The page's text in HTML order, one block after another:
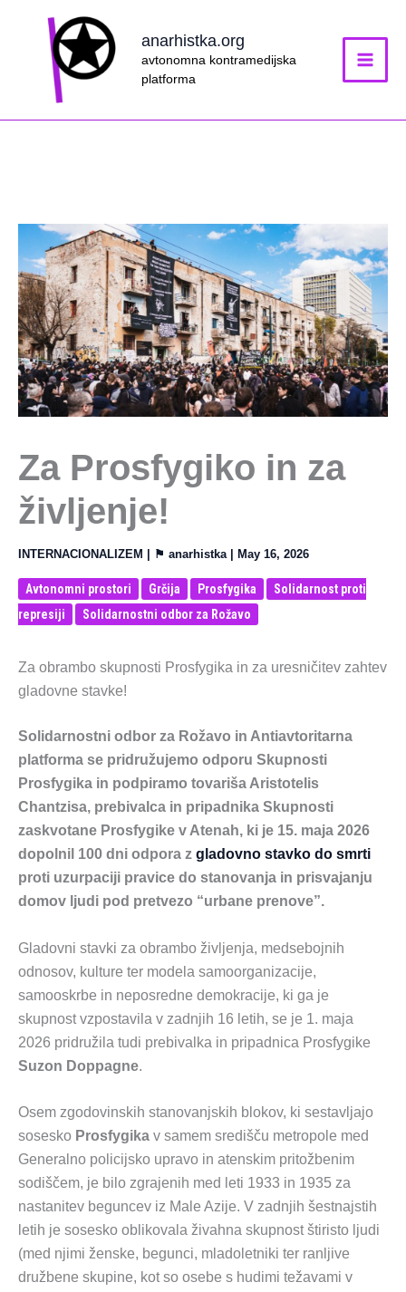
anarhistka.org
avtonomna kontramedijska
platforma
Za Prosfygiko in za
življenje!
INTERNACIONALIZEM | ⚑ anarhistka May 16, 2026
Avtonomni prostori Grčija Prosfygika
Solidarnost proti
represiji
Solidarnostni odbor za Rožavo
Za obrambo skupnosti Prosfygika in za uresničitev zahtev
gladovne stavke!
Solidarnostni odbor za Rožavo in Antiavtoritarna
platforma se pridružujemo odporu Skupnosti
Prosfygika in podpiramo tovariša Aristotelis
Chantzisa, prebivalca in pripadnika Skupnosti
zaskvotane Prosfygike v Atenah, ki je 15. maja 2026
dopolnil 100 dni odpora z gladovno stavko do smrti
proti uzurpaciji pravice do stanovanja in prisvajanju
domov ljudi pod pretvezo “urbane prenove”.
Gladovni stavki za obrambo življenja, medsebojnih
odnosov, kulture ter modela samoorganizacije,
samooskrbe in neposredne demokracije, ki ga je
skupnost vzpostavila v zadnjih 16 letih, se je 1. maja
2026 pridružila tudi prebivalka in pripadnica Prosfygike
Suzon Doppagne.
Osem zgodovinskih stanovanjskih blokov, ki sestavljajo
sosesko Prosfygika v samem središču metropole med
Generalno policijsko upravo in atenskim pritožbenim
sodiščem, je bilo zgrajenih med leti 1933 in 1935 za
nastanitev beguncev iz Male Azije. V zadnjih šestnajstih
letih je sosesko oblikovala živahna skupnost štiristo ljudi
(med njimi ženske, begunci, mladoletniki ter ranljive
družbene skupine, kot so osebe s hudimi težavami v